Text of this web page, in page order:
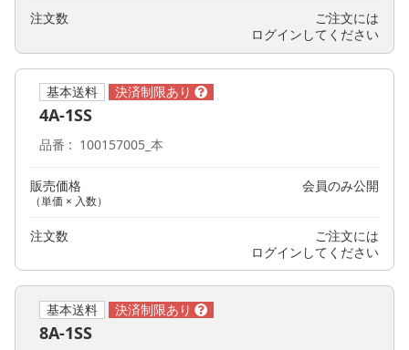
注文数
ご注文には
ログイン してください
基本送料
4A-1SS
品番 100157005_本
販売価格
（単価 × 入数）
会員のみ公開
注文数
ご注文には
ログイン してください
基本送料
8A-1SS